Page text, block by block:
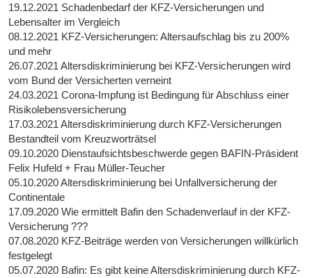
19.12.2021 Schadenbedarf der KFZ-Versicherungen und
Lebensalter im Vergleich
08.12.2021 KFZ-Versicherungen: Altersaufschlag bis zu 200%
und mehr
26.07.2021 Altersdiskriminierung bei KFZ-Versicherungen wird
vom Bund der Versicherten verneint
24.03.2021 Corona-Impfung ist Bedingung für Abschluss einer
Risikolebensversicherung
17.03.2021 Altersdiskriminierung durch KFZ-Versicherungen
Bestandteil vom Kreuzworträtsel
09.10.2020 Dienstaufsichtsbeschwerde gegen BAFIN-Präsident
Felix Hufeld + Frau Müller-Teucher
05.10.2020 Altersdiskriminierung bei Unfallversicherung der
Continentale
17.09.2020 Wie ermittelt Bafin den Schadenverlauf in der KFZ-
Versicherung ???
07.08.2020 KFZ-Beiträge werden von Versicherungen willkürlich
festgelegt
05.07.2020 Bafin: Es gibt keine Altersdiskriminierung durch KFZ-